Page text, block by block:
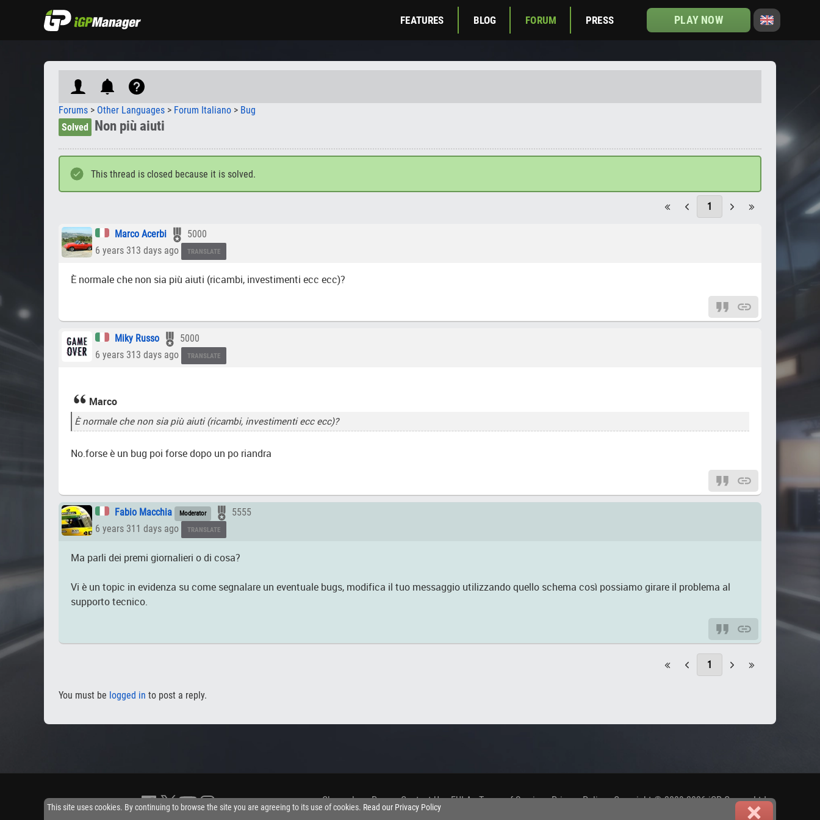
FEATURES BLOG FORUM PRESS PLAY NOW
Forums > Other Languages > Forum Italiano > Bug
Solved
Non più aiuti
This thread is closed because it is solved.
1
Marco Acerbi
5000
6 years 313 days ago
TRANSLATE
È normale che non sia più aiuti (ricambi, investimenti ecc ecc)?
Miky Russo
5000
6 years 313 days ago
TRANSLATE
Marco
È normale che non sia più aiuti (ricambi, investimenti ecc ecc)?
No.forse è un bug poi forse dopo un po riandra
Fabio Macchia Moderator
5555
6 years 311 days ago
TRANSLATE
Ma parli dei premi giornalieri o di cosa?
Vi è un topic in evidenza su come segnalare un eventuale bugs, modifica il tuo messaggio utilizzando quello schema così possiamo girare il problema al
supporto tecnico.
1
You must be logged in to post a reply.
Changelog.Press.Contact Us.EULA.Terms of Service.Privacy Policy-Copyright © 2009-2026 iGP Games Ltd.
This site uses cookies. By continuing to browse the site you are agreeing to its use of cookies. Read our Privacy Policy